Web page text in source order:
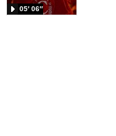
05′ 06″